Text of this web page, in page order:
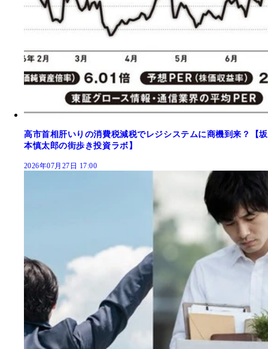
高市首相肝いりの消費税減税でレジシステムに商機到来？【坂
本慎太郎の街歩き投資ラボ】
2026年07月27日 17:00